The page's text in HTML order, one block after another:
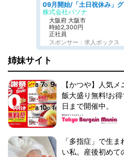
株式会社パソナ
大阪府 大阪市
時給2,300円
正社員
スポンサー：求人ボックス
姉妹サイト
【かつや】人気
飯大盛り無料!お
日まで開催中。
「多指症」で生
い私。産後初めて